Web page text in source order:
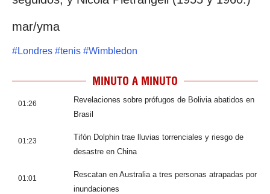
mar/yma
#Londres #tenis #Wimbledon
MINUTO A MINUTO
01:26
Revelaciones sobre prófugos de Bolivia abatidos en
Brasil
01:23
Tifón Dolphin trae lluvias torrenciales y riesgo de
desastre en China
01:01
Rescatan en Australia a tres personas atrapadas por
inundaciones